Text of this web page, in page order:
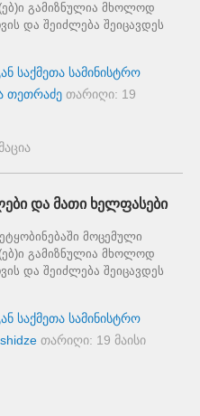
გამიზნულია მხოლოდ
და შეიძლება შეიცავდეს
საქმეთა სამინისტრო
თეთრაძე თარიღი: 19
და მათი ხელფასები
მოცემული
გამიზნულია მხოლოდ
და შეიძლება შეიცავდეს
საქმეთა სამინისტრო
თარიღი: 19 მაისი